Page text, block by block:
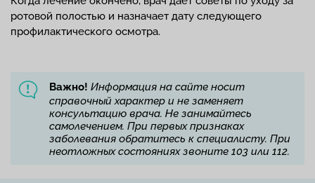
ротовой полостью и назначает дату следующего
профилактического осмотра.
Важно! Информация на сайте носит
справочный характер и не заменяет
консультацию врача. Не занимайтесь
самолечением. При первых признаках
заболевания обратитесь к специалисту. При
неотложных состояниях звоните 103 или 112.